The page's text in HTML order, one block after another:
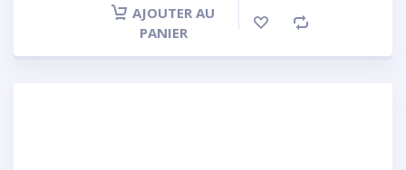
AJOUTER AU
PANIER